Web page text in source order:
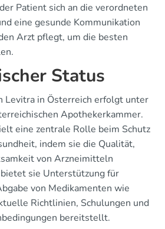
Patient sich an die verordneten
eine gesunde Kommunikation
Arzt pflegt, um die besten
Status
Levitra in Österreich erfolgt unter
Apothekerkammer.
eine zentrale Rolle beim Schutz
indem sie die Qualität,
von Arzneimitteln
sie Unterstützung für
von Medikamenten wie
Richtlinien, Schulungen und
bereitstellt.